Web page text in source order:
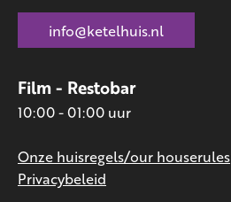
Film - Restobar
10:00 - 01:00 uur
Onze huisregels/our houserules
Privacybeleid
info@ketelhuis.nl